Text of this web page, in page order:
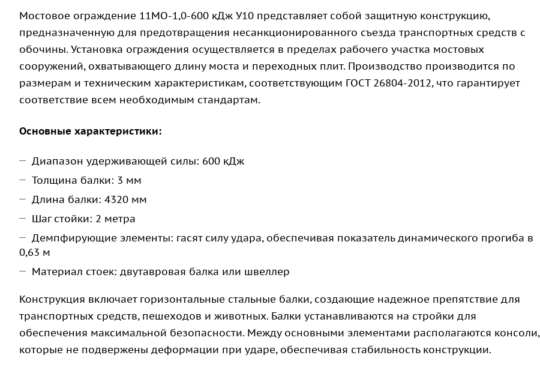
Мостовое ограждение 11МО-1,0-600 кДж У10 представляет собой защитную конструкцию,
предназначенную для предотвращения несанкционированного съезда транспортных средств с
обочины. Установка ограждения осуществляется в пределах рабочего участка мостовых
сооружений, охватывающего длину моста и переходных плит. Производство производится по
размерам и техническим характеристикам, соответствующим ГОСТ 26804-2012, что гарантирует
соответствие всем необходимым стандартам.
Основные характеристики:
Диапазон удерживающей силы: 600 кДж
Толщина балки: 3 мм
Длина балки: 4320 мм
Шаг стойки: 2 метра
Демпфирующие элементы: гасят силу удара, обеспечивая показатель динамического прогиба в
0,63 м
Материал стоек: двутавровая балка или швеллер
Конструкция включает горизонтальные стальные балки, создающие надежное препятствие для
транспортных средств, пешеходов и животных. Балки устанавливаются на стройки для
обеспечения максимальной безопасности. Между основными элементами располагаются консоли,
которые не подвержены деформации при ударе, обеспечивая стабильность конструкции.